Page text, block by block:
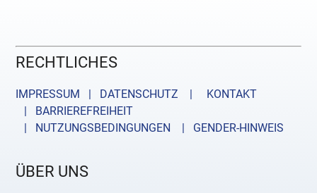
RECHTLICHES
IMPRESSUM | DATENSCHUTZ |
KONTAKT
| BARRIEREFREIHEIT
| NUTZUNGSBEDINGUNGEN
| GENDER-HINWEIS
ÜBER UNS